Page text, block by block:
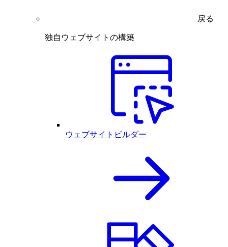
戻る
独自ウェブサイトの構築
ウェブサイトビルダー